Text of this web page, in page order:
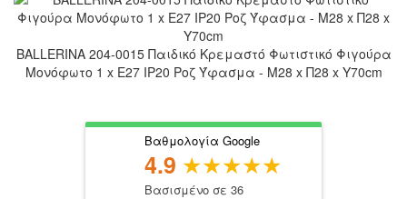
BALLERINA 204-0015 Παιδικό Κρεμαστό Φωτιστικό Φιγούρα
Μονόφωτο 1 x E27 IP20 Ροζ Ύφασμα - Μ28 x Π28 x Υ70cm
Βαθμολογία Google
4.9
Βασισμένο σε 36